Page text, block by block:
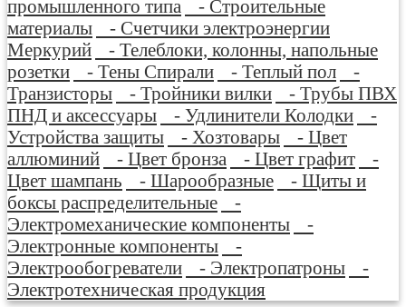
промышленного типа
- Строительные
материалы
- Счетчики электроэнергии
Меркурий
- Телеблоки, колонны, напольные
розетки
- Тены Спирали - Теплый пол
-
Транзисторы
- Тройники вилки
- Трубы ПВХ
ПНД и аксессуары
- Удлинители Колодки
-
Устройства защиты
- Хозтовары
- Цвет
аллюминий
- Цвет бронза - Цвет графит
-
Цвет шампань
- Шарообразные
- Щиты и
боксы распределительные
-
Электромеханические компоненты
-
Электронные компоненты
-
Электрообогреватели
- Электропатроны
-
Электротехническая продукция